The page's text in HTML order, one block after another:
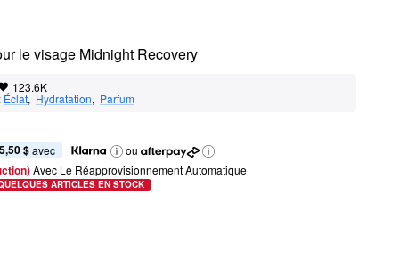
le visage Midnight Recovery
123.6K
Éclat, Hydratation, Parfum
$ avec
ou
Avec Le Réapprovisionnement Automatique
ARTICLES EN STOCK